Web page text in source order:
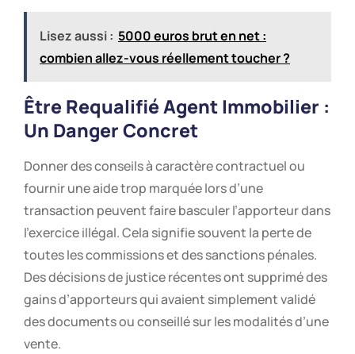
Lisez aussi : 5000 euros brut en net :
combien allez-vous réellement toucher ?
Être Requalifié Agent Immobilier :
Un Danger Concret
Donner des conseils à caractère contractuel ou
fournir une aide trop marquée lors d’une
transaction peuvent faire basculer l’apporteur dans
l’exercice illégal. Cela signifie souvent la perte de
toutes les commissions et des sanctions pénales.
Des décisions de justice récentes ont supprimé des
gains d’apporteurs qui avaient simplement validé
des documents ou conseillé sur les modalités d’une
vente.